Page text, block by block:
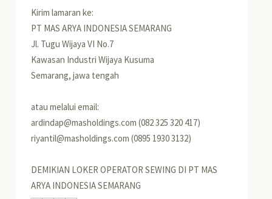
Kirim lamaran ke:
PT MAS ARYA INDONESIA SEMARANG
Jl. Tugu Wijaya VI No.7
Kawasan Industri Wijaya Kusuma
Semarang, jawa tengah
atau melalui email:
ardindap@masholdings.com (082 325 320 417)
riyantil@masholdings.com (0895 1930 3132)
DEMIKIAN LOKER OPERATOR SEWING DI PT MAS
ARYA INDONESIA SEMARANG